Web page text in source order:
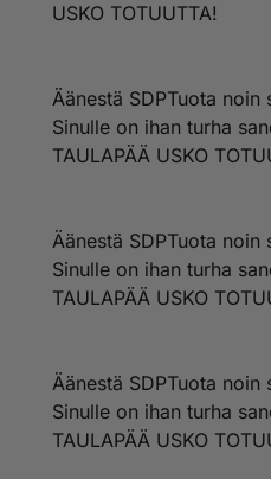
USKO TOTUUTTA!
Äänestä SDPTuota
Sinulle on ihan turha
TAULAPÄÄ USKO
Äänestä SDPTuota
Sinulle on ihan turha
TAULAPÄÄ USKO
Äänestä SDPTuota
Sinulle on ihan turha
TAULAPÄÄ USKO